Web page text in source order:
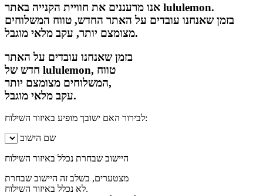
אנו מרעננים את חוויית הקנייה באתר lululemon.
בזמן שאנחנו עובדים על האתר החדש, טווח המשלוחים
מצומצם יותר, עקב מלאי מוגבל.
בזמן שאנחנו עובדים על האתר
חדש של lululemon, טווח
המשלוחים מצומצם יותר,
עקב מלאי מוגבל.
לבירור האם ישובך מופיע באיזור השילוח:
שם הישוב
היישוב שבחרת נכלל באיזור השילוח
מצטערים, בשלב זה היישוב שבחרת
לא נכלל באיזור השילוח.